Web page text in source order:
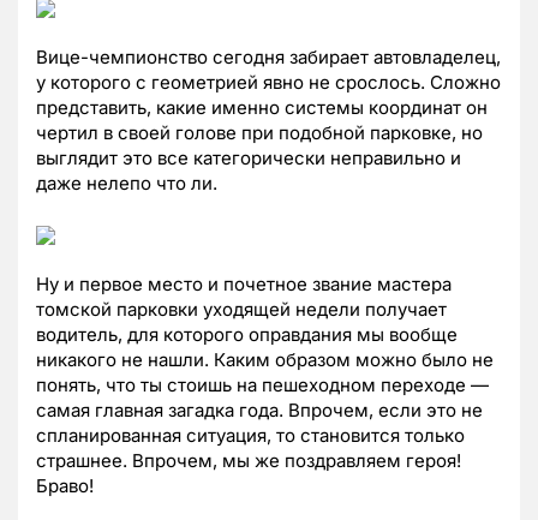
Вице-чемпионство сегодня забирает автовладелец,
у которого с геометрией явно не срослось. Сложно
представить, какие именно системы координат он
чертил в своей голове при подобной парковке, но
выглядит это все категорически неправильно и
даже нелепо что ли.
Ну и первое место и почетное звание мастера
томской парковки уходящей недели получает
водитель, для которого оправдания мы вообще
никакого не нашли. Каким образом можно было не
понять, что ты стоишь на пешеходном переходе —
самая главная загадка года. Впрочем, если это не
спланированная ситуация, то становится только
страшнее. Впрочем, мы же поздравляем героя!
Браво!